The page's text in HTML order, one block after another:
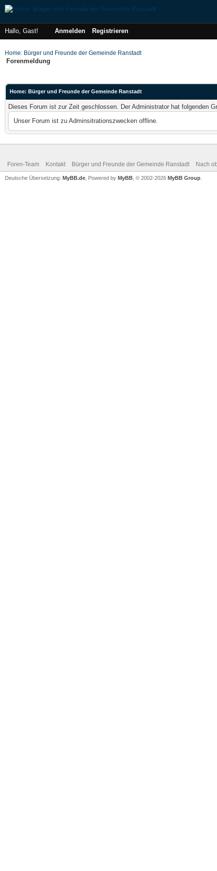
Hallo, Gast! Anmelden Registrieren
Home: Bürger und Freunde der Gemeinde Ranstadt
Forenmeldung
Home: Bürger und Freunde der Gemeinde Ranstadt
Dieses Forum ist zur Zeit geschlossen. Der Administrator hat folgenden
Unser Forum ist zu Adminsitrationszwecken offline.
Foren-Team Kontakt Bürger und Freunde der Gemeinde Ranstadt Nach
Deutsche Übersetzung: MyBB.de , Powered by MyBB , © 2002-2026 MyBB Group